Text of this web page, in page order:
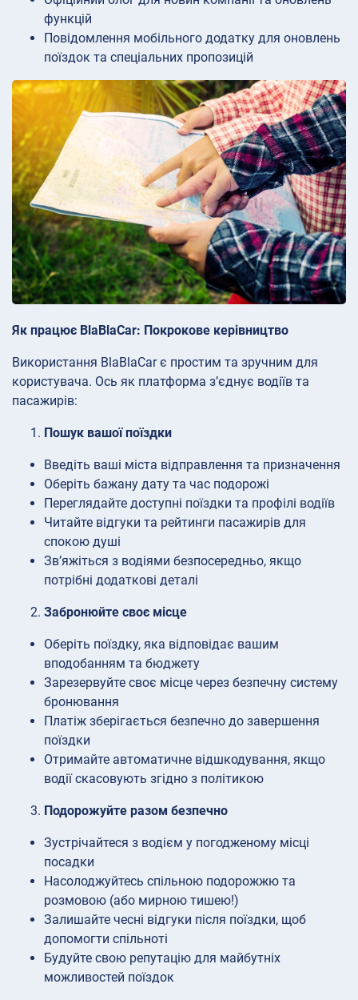
функцій
Повідомлення мобільного додатку для оновлень
поїздок та спеціальних пропозицій
Як працює BlaBlaCar: Покрокове керівництво
Використання BlaBlaCar є простим та зручним для
користувача. Ось як платформа з’єднує водіїв та
пасажирів:
Пошук вашої поїздки
Введіть ваші міста відправлення та призначення
Оберіть бажану дату та час подорожі
Переглядайте доступні поїздки та профілі водіїв
Читайте відгуки та рейтинги пасажирів для
спокою душі
Зв’яжіться з водіями безпосередньо, якщо
потрібні додаткові деталі
Забронюйте своє місце
Оберіть поїздку, яка відповідає вашим
вподобанням та бюджету
Зарезервуйте своє місце через безпечну систему
бронювання
Платіж зберігається безпечно до завершення
поїздки
Отримайте автоматичне відшкодування, якщо
водії скасовують згідно з політикою
Подорожуйте разом безпечно
Зустрічайтеся з водієм у погодженому місці
посадки
Насолоджуйтесь спільною подорожжю та
розмовою (або мирною тишею!)
Залишайте чесні відгуки після поїздки, щоб
допомогти спільноті
Будуйте свою репутацію для майбутніх
можливостей поїздок